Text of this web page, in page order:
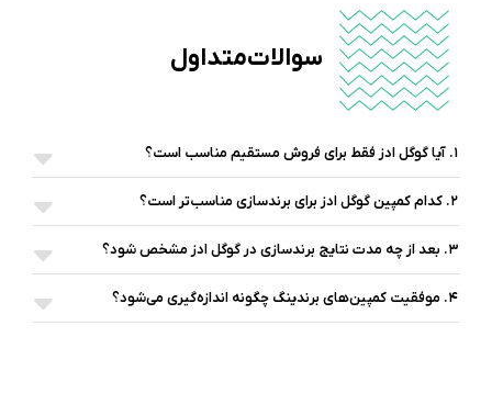
سوالات متداول
۱. آیا گوگل ادز فقط برای فروش مستقیم مناسب است؟
۲. کدام کمپین گوگل ادز برای برندسازی مناسب‌تر است؟
۳. بعد از چه مدت نتایج برندسازی در گوگل ادز مشخص شود؟
۴. موفقیت کمپین‌های برندینگ چگونه اندازه‌گیری می‌شود؟